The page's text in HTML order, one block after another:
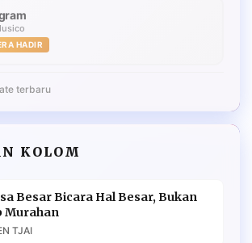
HADIR
terbaru
KOLOM
Besar Bicara Hal Besar, Bukan
Murahan
TJAI